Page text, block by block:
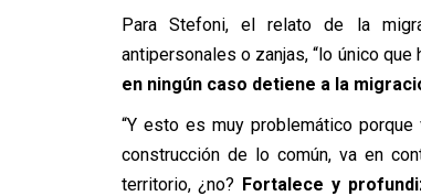
Para Stefoni, el relato de la
antipersonales o zanjas, “lo único
en ningún caso detiene a la
“Y esto es muy problemático
construcción de lo común, va en
territorio, ¿no? Fortalece y